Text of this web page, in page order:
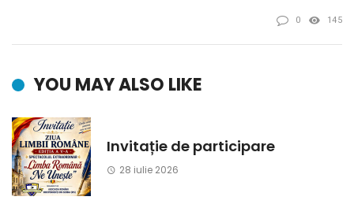
0 145
YOU MAY ALSO LIKE
Invitație de participare
28 iulie 2026